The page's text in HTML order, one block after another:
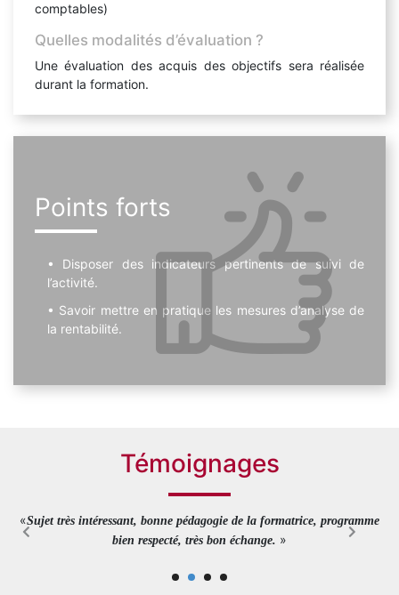
comptables)
Quelles modalités d’évaluation ?
Une évaluation des acquis des objectifs sera réalisée
durant la formation.
Points forts
Disposer des indicateurs pertinents de suivi de
l’activité.
Savoir mettre en pratique les mesures d’analyse de
la rentabilité.
Témoignages
«Sujet très intéressant, bonne pédagogie de la formatrice, programme
bien respecté, très bon échange. »
RA, Chargé d'études - MNH